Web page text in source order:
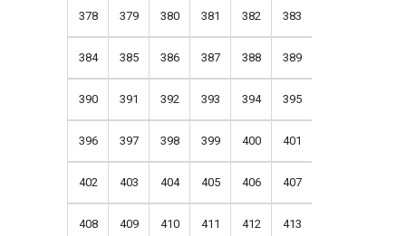
378 379 380 381 382 383
384 385 386 387 388 389
390 391 392 393 394 395
396 397 398 399 400 401
402 403 404 405 406 407
408 409 410 411 412 413